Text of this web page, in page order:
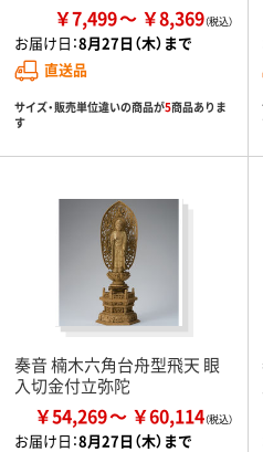
￥7,499 ￥8,369
お届け日：8月27日（木）まで
直送品
サイズ・販売単位違いの商品が5商品ありま
す
奏音 楠木六角台舟型飛天 眼
入切金付立弥陀
￥54,269 ￥60,114
お届け日：8月27日（木）まで